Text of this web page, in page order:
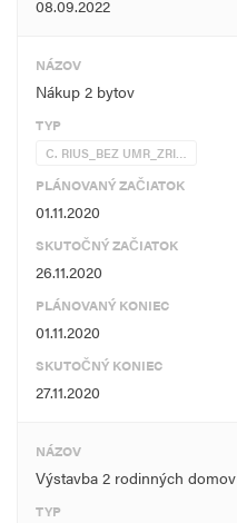
08.09.2022
NÁZOV
Nákup 2 bytov
TYP
C. RIUS_BEZ UMR_ZRI…
PLÁNOVANÝ ZAČIATOK
01.11.2020
SKUTOČNÝ ZAČIATOK
26.11.2020
PLÁNOVANÝ KONIEC
01.11.2020
SKUTOČNÝ KONIEC
27.11.2020
NÁZOV
Výstavba 2 rodinných domov
TYP